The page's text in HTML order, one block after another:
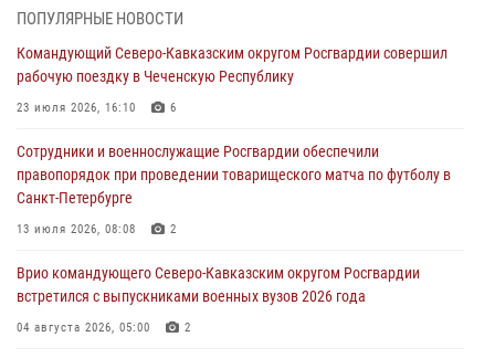
составом военно-политических органов
Мастер-класс по боевым искусствам провели росгвардейцы в
Херсонской области
Росгвардейцы задержали хулигана, пугавшего пневматическим
пистолетом граждан центре Санкт-Петербурга
07 августа 2026, 08:33
В центре Москвы росгвардейцы задержали мужчину, пытавшегося
проникнуть на охраняемый объект через крышу (видео)
07 августа 2026, 08:04
ПОПУЛЯРНЫЕ НОВОСТИ
Командующий Северо-Кавказским округом Росгвардии совершил
рабочую поездку в Чеченскую Республику
23 июля 2026, 16:10 6
Сотрудники и военнослужащие Росгвардии обеспечили
правопорядок при проведении товарищеского матча по футболу в
Санкт-Петербурге
13 июля 2026, 08:08 2
Врио командующего Северо-Кавказским округом Росгвардии
встретился с выпускниками военных вузов 2026 года
04 августа 2026, 05:00 2